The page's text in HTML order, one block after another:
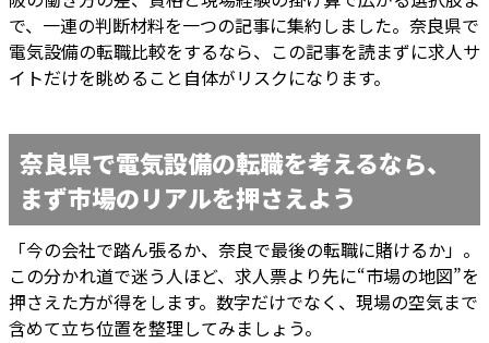
で、一連の判断材料を一つの記事に集約しました。奈良県で
電気設備の転職比較をするなら、この記事を読まずに求人サ
イトだけを眺めること自体がリスクになります。
奈良県で電気設備の転職を考えるなら、
まず市場のリアルを押さえよう
「今の会社で踏ん張るか、奈良で最後の転職に賭けるか」。
この分かれ道で迷う人ほど、求人票より先に“市場の地図”を
押さえた方が得をします。数字だけでなく、現場の空気まで
含めて立ち位置を整理してみましょう。